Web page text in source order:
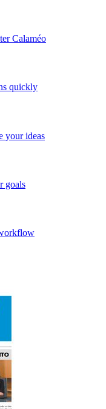
Calaméo
quickly
your ideas
goals